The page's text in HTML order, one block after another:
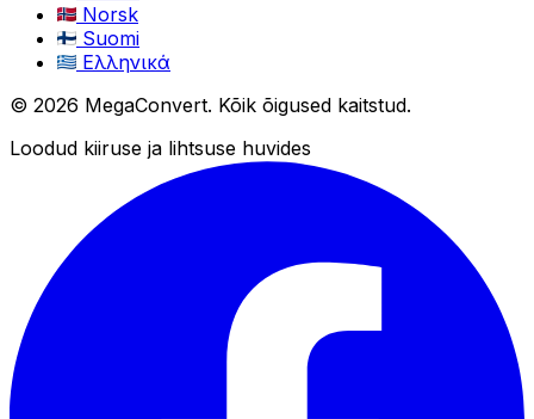
Norsk
Suomi
Ελληνικά
© 2026 MegaConvert. Kõik õigused kaitstud.
Loodud kiiruse ja lihtsuse huvides